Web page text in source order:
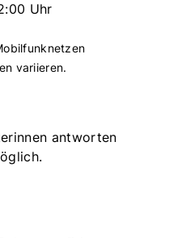
Uhr
variieren.
antworten